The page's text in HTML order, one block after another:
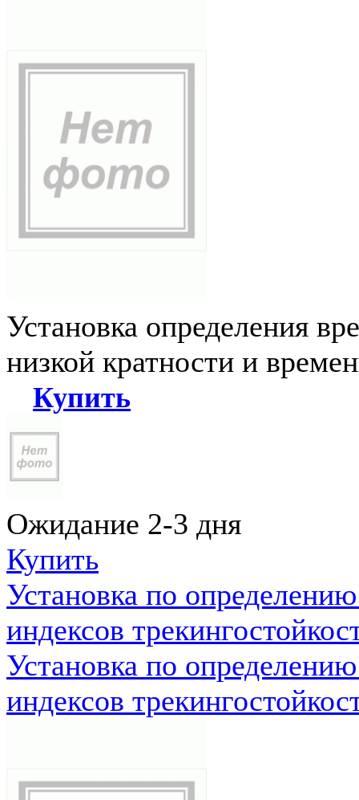
Установка определения
низкой кратности и
Купить
Ожидание 2-3 дня
Купить
Установка по
индексов
Установка по
индексов